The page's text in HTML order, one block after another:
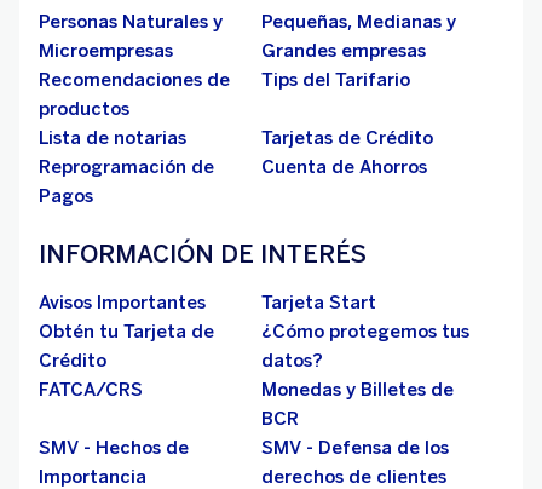
Personas Naturales y
Microempresas
Pequeñas, Medianas y
Grandes empresas
Recomendaciones de
productos
Tips del Tarifario
Lista de notarias
Tarjetas de Crédito
Reprogramación de
Pagos
Cuenta de Ahorros
INFORMACIÓN DE INTERÉS
Avisos Importantes
Tarjeta Start
Obtén tu Tarjeta de
Crédito
¿Cómo protegemos tus
datos?
FATCA/CRS
Monedas y Billetes de
BCR
SMV - Hechos de
Importancia
SMV - Defensa de los
derechos de clientes